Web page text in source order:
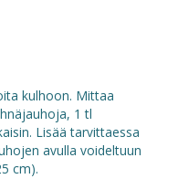
kulhoon. Mittaa
1 tl
Lisää tarvittaessa
avulla voideltuun
cm).